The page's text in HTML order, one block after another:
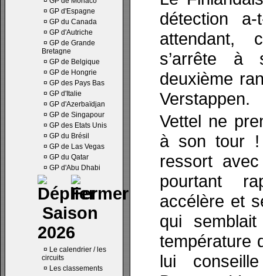
¤ GP d'Espagne
¤ GP du Canada
¤ GP d'Autriche
¤ GP de Grande
Bretagne
¤ GP de Belgique
¤ GP de Hongrie
¤ GP des Pays Bas
¤ GP d'Italie
¤ GP d'Azerbaïdjan
¤ GP de Singapour
¤ GP des Etats Unis
¤ GP du Brésil
¤ GP de Las Vegas
¤ GP du Qatar
¤ GP d'Abu Dhabi
Saison
2026
¤ Le calendrier / les
circuits
¤ Les classements
détection
attendant,
s’arrête
deuxième
Verstappen.
Vettel ne
à son tour
ressort
pourtant
accélère et
qui
température
lui